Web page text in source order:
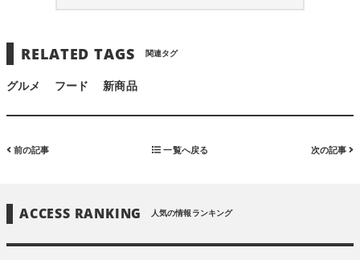
RELATED TAGS 関連タグ
グルメ フード 新商品
前の記事 一覧へ戻る 次の記事
ACCESS RANKING 人気の情報ランキング